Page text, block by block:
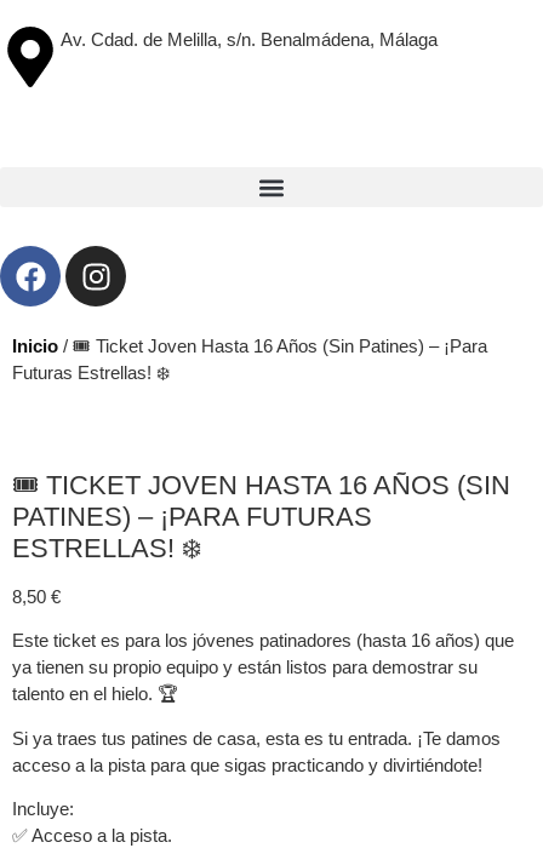
Av. Cdad. de Melilla, s/n. Benalmádena, Málaga
Inicio / 🎟️ Ticket Joven Hasta 16 Años (Sin Patines) – ¡Para
Futuras Estrellas! ❄️
🎟️ TICKET JOVEN HASTA 16 AÑOS (SIN
PATINES) – ¡PARA FUTURAS
ESTRELLAS! ❄️
8,50 €
Este ticket es para los jóvenes patinadores (hasta 16 años) que
ya tienen su propio equipo y están listos para demostrar su
talento en el hielo. 🏆
Si ya traes tus patines de casa, esta es tu entrada. ¡Te damos
acceso a la pista para que sigas practicando y divirtiéndote!
Incluye:
✅ Acceso a la pista.